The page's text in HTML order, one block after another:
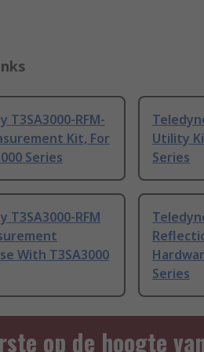
T3SA3000-RFM-
Kit, For
Series
Utility
Series
T3SA3000-RFM
With T3SA3000
Series
op de hoogte